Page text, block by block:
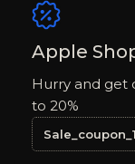
Apple
Hurry and get
to 20%